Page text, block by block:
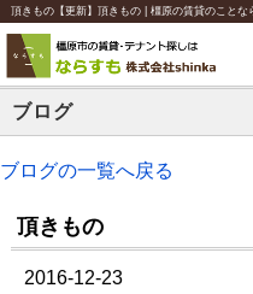
頂きもの【更新】頂きもの | 橿原の賃貸のことな
ブログ
ブログの一覧へ戻る
頂きもの
2016-12-23